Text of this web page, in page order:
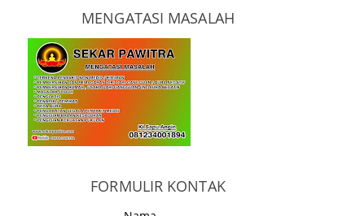
MENGATASI MASALAH
FORMULIR KONTAK